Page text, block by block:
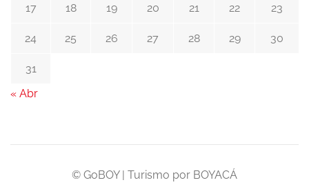
17 18 19 20 21 22 23
24 25 26 27 28 29 30
31
« Abr
© GoBOY | Turismo por BOYACÁ